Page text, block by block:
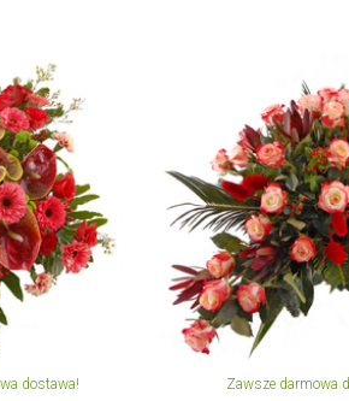
dostawa! Zawsze darmowa